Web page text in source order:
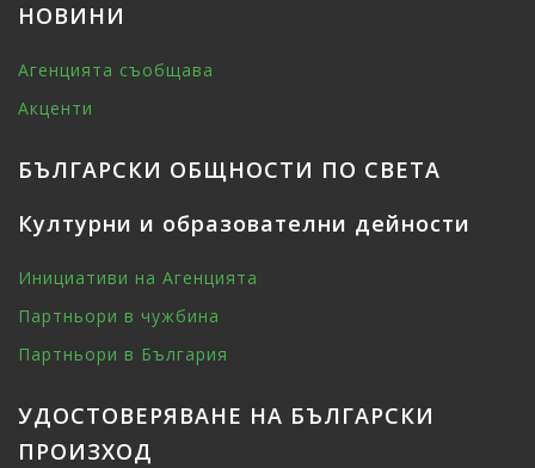
НОВИНИ
Агенцията съобщава
Акценти
БЪЛГАРСКИ ОБЩНОСТИ ПО СВЕТА
Културни и образователни дейности
Инициативи на Агенцията
Партньори в чужбина
Партньори в България
УДОСТОВЕРЯВАНЕ НА БЪЛГАРСКИ
ПРОИЗХОД